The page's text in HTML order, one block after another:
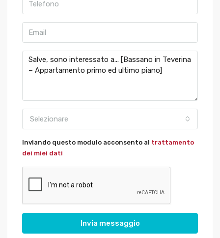
Selezionare
Inviando questo modulo acconsento al trattamento
dei miei dati
Invia messaggio